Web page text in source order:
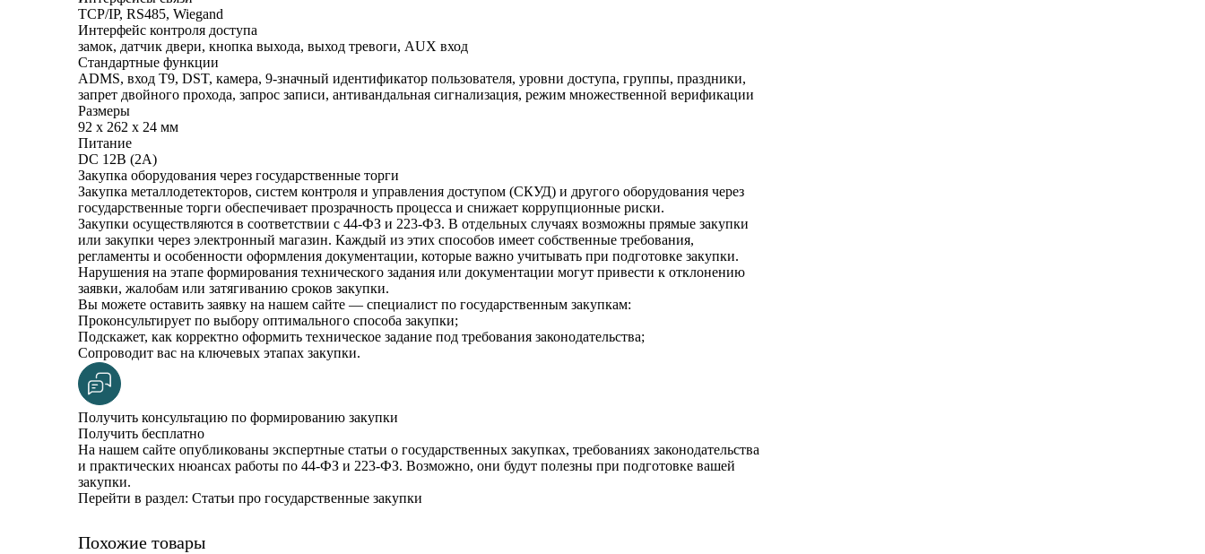
TCP/IP, RS485, Wiegand
Интерфейс контроля доступа
замок, датчик двери, кнопка выхода, выход тревоги, AUX вход
Стандартные функции
ADMS, вход T9, DST, камера, 9-значный идентификатор пользователя, уровни доступа, группы, праздники,
запрет двойного прохода, запрос записи, антивандальная сигнализация, режим множественной верификации
Размеры
92 х 262 х 24 мм
Питание
DC 12В (2A)
Закупка оборудования через государственные торги
Закупка металлодетекторов, систем контроля и управления доступом (СКУД) и другого оборудования через
государственные торги обеспечивает прозрачность процесса и снижает коррупционные риски.
Закупки осуществляются в соответствии с 44-ФЗ и 223-ФЗ. В отдельных случаях возможны прямые закупки
или закупки через электронный магазин. Каждый из этих способов имеет собственные требования,
регламенты и особенности оформления документации, которые важно учитывать при подготовке закупки.
Нарушения на этапе формирования технического задания или документации могут привести к отклонению
заявки, жалобам или затягиванию сроков закупки.
Вы можете оставить заявку на нашем сайте — специалист по государственным закупкам:
Проконсультирует по выбору оптимального способа закупки;
Подскажет, как корректно оформить техническое задание под требования законодательства;
Сопроводит вас на ключевых этапах закупки.
Получить консультацию по формированию закупки
Получить бесплатно
На нашем сайте опубликованы экспертные статьи о государственных закупках, требованиях законодательства
и практических нюансах работы по 44-ФЗ и 223-ФЗ. Возможно, они будут полезны при подготовке вашей
закупки.
Перейти в раздел: Статьи про государственные закупки
Похожие товары